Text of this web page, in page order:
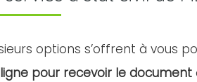
options s’offrent à vous
pour recevoir le document